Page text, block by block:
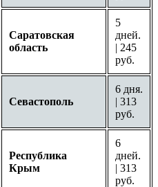
Саратовская
область
5
дней.
| 245
руб.
Севастополь
6 дня.
| 313
руб.
Республика
Крым
6
дней.
| 313
руб.